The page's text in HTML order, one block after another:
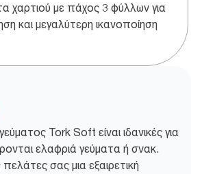
χαρτιού με πάχος 3 φύλλων για
και μεγαλύτερη ικανοποίηση
Tork Soft είναι ιδανικές για
ελαφριά γεύματα ή σνακ.
σας μια εξαιρετική